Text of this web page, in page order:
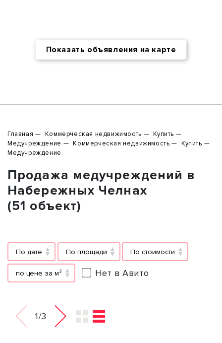
Показать объявления на карте
Главная Коммерческая недвижимость
Купить
Медучреждение
Коммерческая недвижимость
Купить
Медучреждение
Продажа медучреждений в
Набережных Челнах
(51 объект)
По дате По площади По стоимости
по цене за м² Нет в Авито
1/3